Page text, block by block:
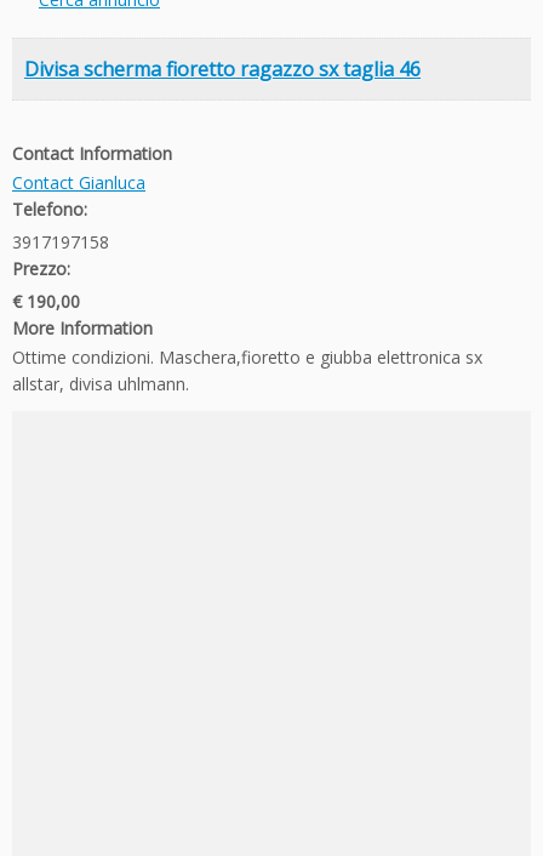
Divisa scherma fioretto ragazzo sx taglia 46
Contact Information
Contact Gianluca
Telefono:
3917197158
Prezzo:
€ 190,00
More Information
Ottime condizioni. Maschera,fioretto e giubba elettronica sx
allstar, divisa uhlmann.